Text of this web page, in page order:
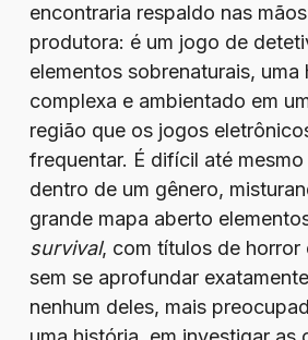
encontraria respaldo nas
produtora: é um jogo de
elementos sobrenaturais, uma
complexa e ambientado em
região que os jogos
frequentar. É difícil até
dentro de um gênero,
grande mapa aberto
survival, com títulos de horror
sem se aprofundar
nenhum deles, mais